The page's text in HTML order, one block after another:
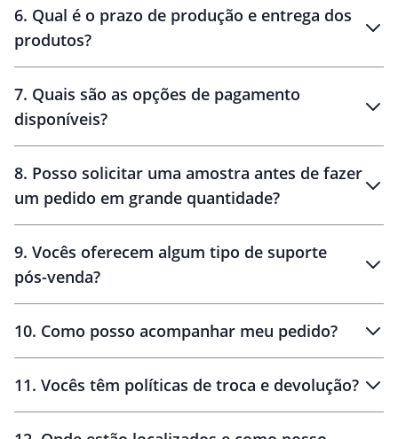
6. Qual é o prazo de produção e entrega dos
produtos?
10 dias
brinde
48 horas
7. Quais são as opções de pagamento
disponíveis?
8. Posso solicitar uma amostra antes de fazer
um pedido em grande quantidade?
amostras
9. Vocês oferecem algum tipo de suporte
pós-venda?
10. Como posso acompanhar meu pedido?
11. Vocês têm políticas de troca e devolução?